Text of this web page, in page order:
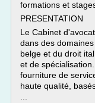
formations et
PRESENTATION
Le Cabinet
dans des
belge et du droit
et de
fourniture de
haute qualité,